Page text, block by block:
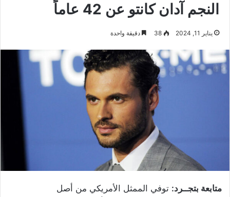
النجم آدان كانتو عن 42 عاماً
يناير 11, 2024 38 دقيقة واحدة
متابعة بتجــرد: توفي الممثل الأمريكي من أصل